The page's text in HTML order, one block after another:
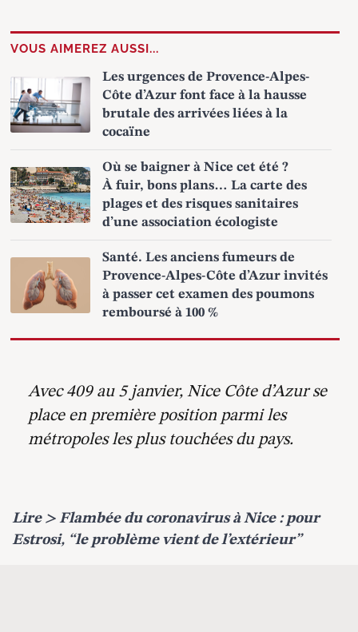
VOUS AIMEREZ AUSSI...
Les urgences de Provence-Alpes-
Côte d’Azur font face à la hausse
brutale des arrivées liées à la
cocaïne
Où se baigner à Nice cet été ?
À fuir, bons plans… La carte des
plages et des risques sanitaires
d’une association écologiste
Santé. Les anciens fumeurs de
Provence-Alpes-Côte d’Azur invités
à passer cet examen des poumons
remboursé à 100 %
Avec 409 au 5 janvier, Nice Côte d’Azur se
place en première position parmi les
métropoles les plus touchées du pays.
Lire > Flambée du coronavirus à Nice : pour
Estrosi, “le problème vient de l’extérieur”